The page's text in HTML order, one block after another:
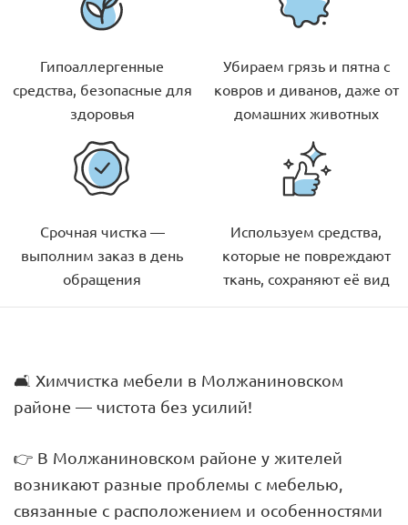
Гипоаллергенные
средства, безопасные для
здоровья
Убираем грязь и пятна с
ковров и диванов, даже от
домашних животных
Срочная чистка —
выполним заказ в день
обращения
Используем средства,
которые не повреждают
ткань, сохраняют её вид
🛋 Химчистка мебели в Молжаниновском
районе — чистота без усилий!
👉 В Молжаниновском районе у жителей
возникают разные проблемы с мебелью,
связанные с расположением и особенностями